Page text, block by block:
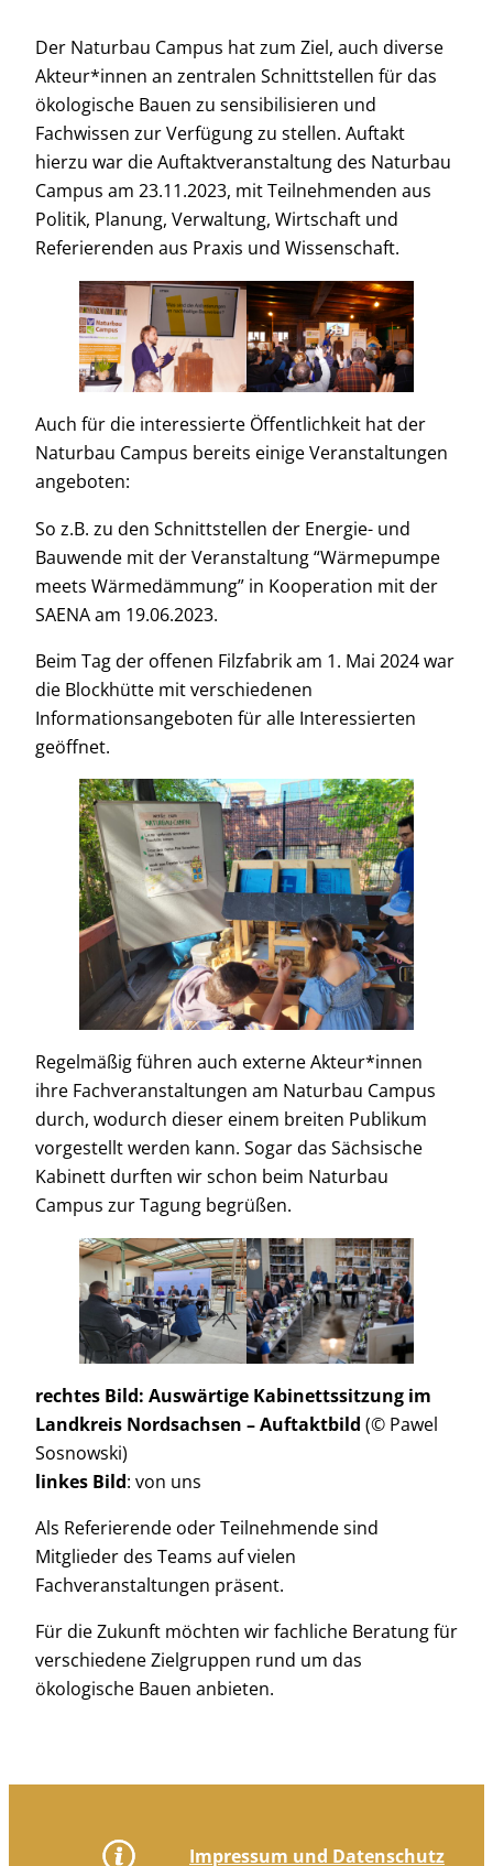
Der Naturbau Campus hat zum Ziel, auch diverse
Akteur*innen an zentralen Schnittstellen für das
ökologische Bauen zu sensibilisieren und
Fachwissen zur Verfügung zu stellen. Auftakt
hierzu war die Auftaktveranstaltung des Naturbau
Campus am 23.11.2023, mit Teilnehmenden aus
Politik, Planung, Verwaltung, Wirtschaft und
Referierenden aus Praxis und Wissenschaft.
Auch für die interessierte Öffentlichkeit hat der
Naturbau Campus bereits einige Veranstaltungen
angeboten:
So z.B. zu den Schnittstellen der Energie- und
Bauwende mit der Veranstaltung “Wärmepumpe
meets Wärmedämmung” in Kooperation mit der
SAENA am 19.06.2023.
Beim Tag der offenen Filzfabrik am 1. Mai 2024 war
die Blockhütte mit verschiedenen
Informationsangeboten für alle Interessierten
geöffnet.
Regelmäßig führen auch externe Akteur*innen
ihre Fachveranstaltungen am Naturbau Campus
durch, wodurch dieser einem breiten Publikum
vorgestellt werden kann. Sogar das Sächsische
Kabinett durften wir schon beim Naturbau
Campus zur Tagung begrüßen.
rechtes Bild: Auswärtige Kabinettssitzung im
Landkreis Nordsachsen – Auftaktbild (© Pawel
Sosnowski)
linkes Bild: von uns
Als Referierende oder Teilnehmende sind
Mitglieder des Teams auf vielen
Fachveranstaltungen präsent.
Für die Zukunft möchten wir fachliche Beratung für
verschiedene Zielgruppen rund um das
ökologische Bauen anbieten.
Impressum und Datenschutz